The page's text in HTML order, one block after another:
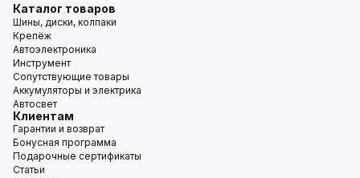
Каталог товаров
Шины, диски, колпаки
Крепёж
Автоэлектроника
Инструмент
Сопутствующие товары
Аккумуляторы и электрика
Автосвет
Клиентам
Гарантии и возврат
Бонусная программа
Подарочные сертификаты
Статьи